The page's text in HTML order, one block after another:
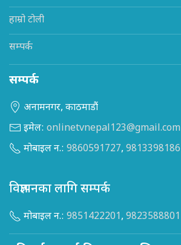
हाम्रो टोली
सम्पर्क
सम्पर्क
अनामनगर, काठमाडौं
इमेल: onlinetvnepal123@gmail.com
मोबाइल न.: 9860591727, 9813398186
विज्ञापनका लागि सम्पर्क
मोबाइल न.: 9851422201, 9823588801